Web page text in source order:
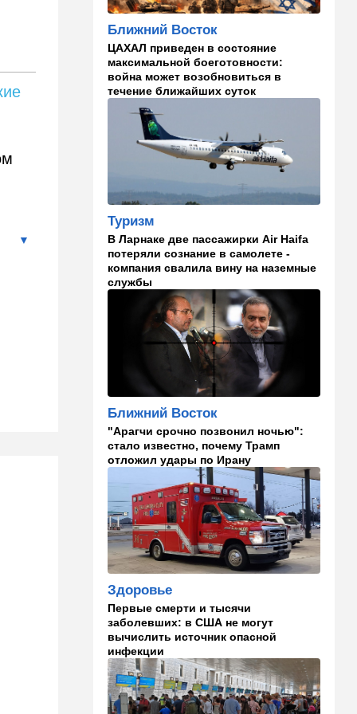
16:46 Ближний Восток
Человек-невидимка: в
высших эшелонах власти
Ирана поползли тревожные
слухи
Общество
Помогите найти: пропала
Мария из Димоны
15:45 Ближний Восток
Ирану: три мусульманские
страны объединились в
"исламский НАТО"
15:25 Общество
"Общие культурные коды":
русские дети вместе с
палестинскими строят
"новую модель ООН"
Израиль
дронов изнутри страны
14:55 В мире
WSJ: загнанный в угол Путин
может испытать НАТО на
прочность
14:10 В мире
Заложники Сеуты: почему
марокканские подростки не
могут вернуться домой
14:09 Мнения
Несколько минут между
воем сирены и ударом
13:35 В мире
Полное затмение — не для
Израиля: куда ехать за
Ближний Восток
ЦАХАЛ приведен в состояние
максимальной боеготовности:
война может возобновиться в
течение ближайших суток
Туризм
В Ларнаке две пассажирки Air Haifa
потеряли сознание в самолете -
компания свалила вину на наземные
службы
Ближний Восток
"Арагчи срочно позвонил ночью":
стало известно, почему Трамп
отложил удары по Ирану
Здоровье
Первые смерти и тысячи
заболевших: в США не могут
вычислить источник опасной
инфекции